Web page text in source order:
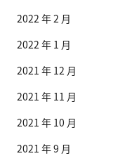
2022 年 2 月
2022 年 1 月
2021 年 12 月
2021 年 11 月
2021 年 10 月
2021 年 9 月